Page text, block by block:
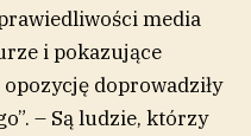
media
i pokazujące
doprowadziły
– Są ludzie, którzy